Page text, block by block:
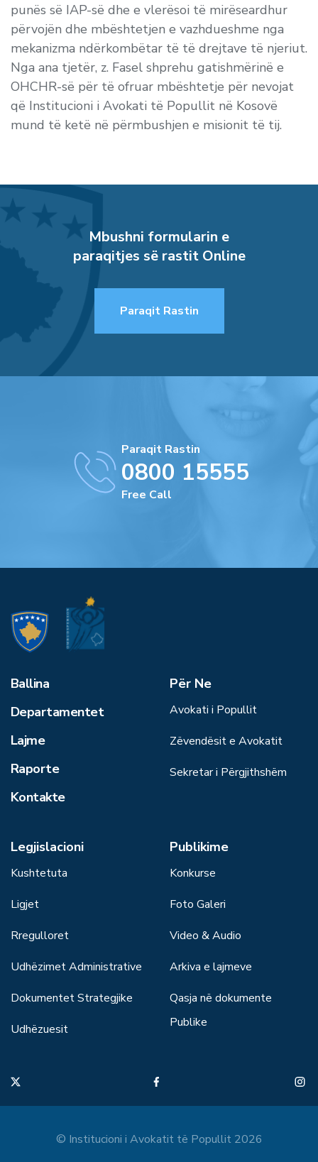
punës së IAP-së dhe e vlerësoi të mirëseardhur
përvojën dhe mbështetjen e vazhdueshme nga
mekanizma ndërkombëtar të të drejtave të njeriut.
Nga ana tjetër, z. Fasel shprehu gatishmërinë e
OHCHR-së për të ofruar mbështetje për nevojat
që Institucioni i Avokati të Popullit në Kosovë
mund të ketë në përmbushjen e misionit të tij.
Mbushni formularin e
paraqitjes së rastit Online
Paraqit Rastin
Paraqit Rastin
0800 15555
Free Call
Ballina
Departamentet
Lajme
Raporte
Kontakte
Për Ne
Avokati i Popullit
Zëvendësit e Avokatit
Sekretar i Përgjithshëm
Legjislacioni
Kushtetuta
Ligjet
Rregulloret
Udhëzimet Administrative
Dokumentet Strategjike
Udhëzuesit
Publikime
Konkurse
Foto Galeri
Video & Audio
Arkiva e lajmeve
Qasja në dokumente
Publike
© Institucioni i Avokatit të Popullit 2026